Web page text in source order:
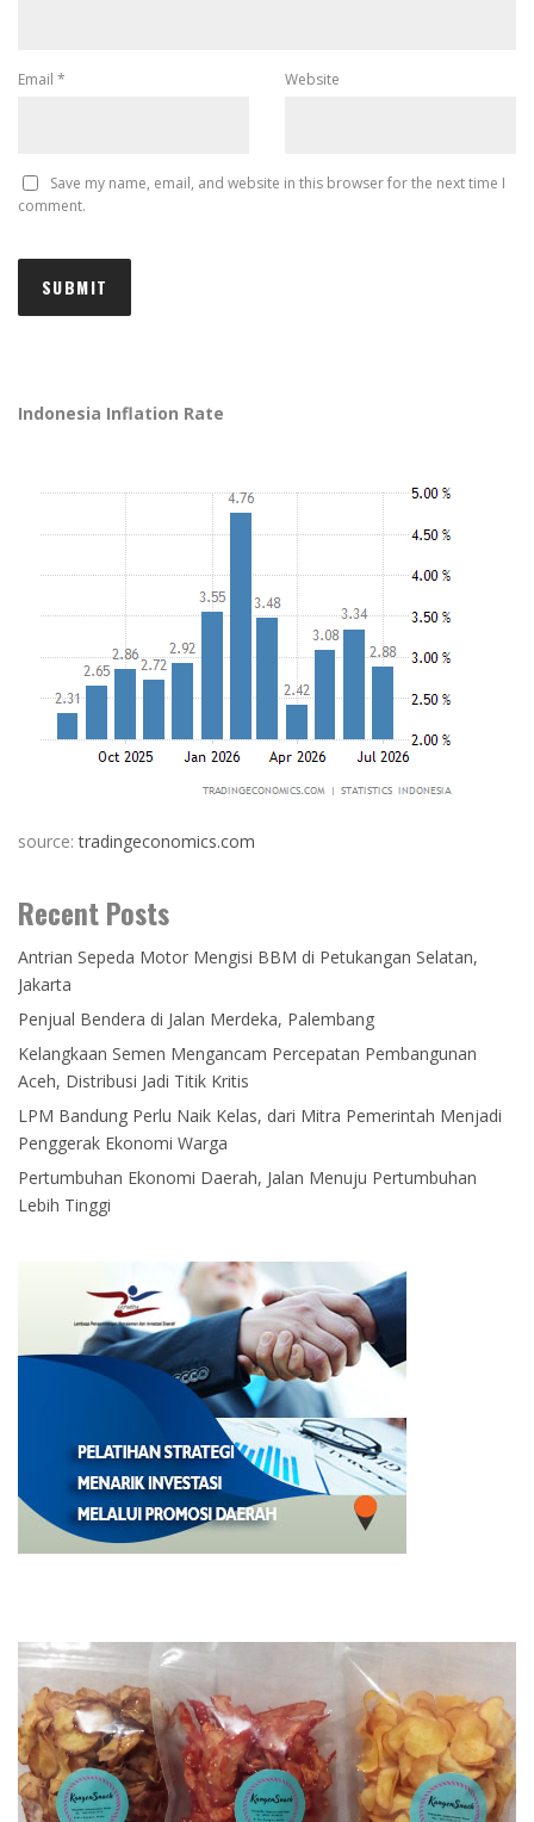
Email * Website
Save my name, email, and website in this browser for the next time I
comment.
Indonesia Inflation Rate
source:tradingeconomics.com
Recent Posts
Antrian Sepeda Motor Mengisi BBM di Petukangan Selatan,
Jakarta
Penjual Bendera di Jalan Merdeka, Palembang
Kelangkaan Semen Mengancam Percepatan Pembangunan
Aceh, Distribusi Jadi Titik Kritis
LPM Bandung Perlu Naik Kelas, dari Mitra Pemerintah Menjadi
Penggerak Ekonomi Warga
Pertumbuhan Ekonomi Daerah, Jalan Menuju Pertumbuhan
Lebih Tinggi